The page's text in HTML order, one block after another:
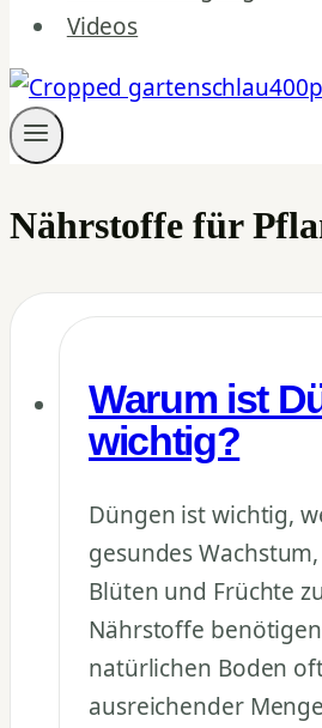
Videos
Nährstoffe für
Warum ist
wichtig?
Düngen ist wichtig,
gesundes
Blüten und Früchte
Nährstoffe
natürlichen Boden
ausreichender